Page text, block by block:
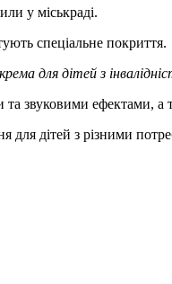
у міськраді.
спеціальне покриття.
для дітей з
звуковими ефектами,
для дітей з різними